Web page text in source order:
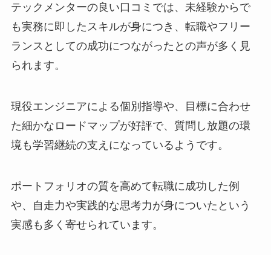
テックメンターの良い口コミでは、未経験からで
も実務に即したスキルが身につき、転職やフリー
ランスとしての成功につながったとの声が多く見
られます。
現役エンジニアによる個別指導や、目標に合わせ
た細かなロードマップが好評で、質問し放題の環
境も学習継続の支えになっているようです。
ポートフォリオの質を高めて転職に成功した例
や、自走力や実践的な思考力が身についたという
実感も多く寄せられています。